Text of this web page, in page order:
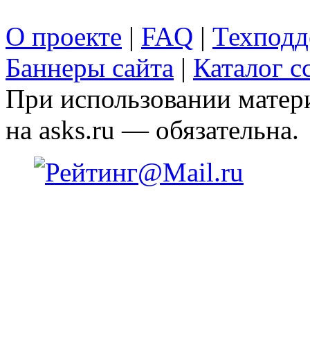
О проекте | FAQ |
Баннеры сайта | Каталог
При использовании
на asks.ru — обязательна.